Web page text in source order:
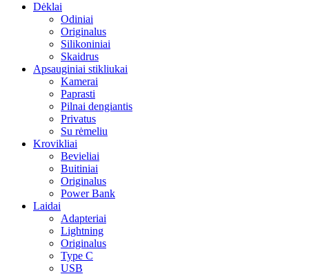
Dėklai
Odiniai
Originalus
Silikoniniai
Skaidrus
Apsauginiai stikliukai
Kamerai
Paprasti
Pilnai dengiantis
Privatus
Su rėmeliu
Krovikliai
Bevieliai
Buitiniai
Originalus
Power Bank
Laidai
Adapteriai
Lightning
Originalus
Type C
USB